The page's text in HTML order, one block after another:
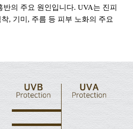
의 주요 원인입니다. UVA는 진피
, 기미, 주름 등 피부 노화의 주요